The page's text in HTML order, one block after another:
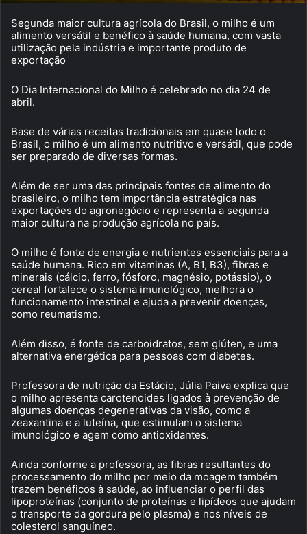
Segunda maior cultura agrícola do Brasil, o milho é um
alimento versátil e benéfico à saúde humana, com vasta
utilização pela indústria e importante produto de
exportação
O Dia Internacional do Milho é celebrado no dia 24 de
abril.
Base de várias receitas tradicionais em quase todo o
Brasil, o milho é um alimento nutritivo e versátil, que pode
ser preparado de diversas formas.
Além de ser uma das principais fontes de alimento do
brasileiro, o milho tem importância estratégica nas
exportações do agronegócio e representa a segunda
maior cultura na produção agrícola no país.
O milho é fonte de energia e nutrientes essenciais para a
saúde humana. Rico em vitaminas (A, B1, B3), fibras e
minerais (cálcio, ferro, fósforo, magnésio, potássio), o
cereal fortalece o sistema imunológico, melhora o
funcionamento intestinal e ajuda a prevenir doenças,
como reumatismo.
Além disso, é fonte de carboidratos, sem glúten, e uma
alternativa energética para pessoas com diabetes.
Professora de nutrição da Estácio, Júlia Paiva explica que
o milho apresenta carotenoides ligados à prevenção de
algumas doenças degenerativas da visão, como a
zeaxantina e a luteína, que estimulam o sistema
imunológico e agem como antioxidantes.
Ainda conforme a professora, as fibras resultantes do
processamento do milho por meio da moagem também
trazem benéficos à saúde, ao influenciar o perfil das
lipoproteínas (conjunto de proteínas e lipídeos que ajudam
o transporte da gordura pelo plasma) e nos níveis de
colesterol sanguíneo.